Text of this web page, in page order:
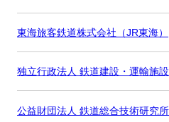
東海旅客鉄道株式会社（JR東海）
独立行政法人 鉄道建設・運輸施
公益財団法人 鉄道総合技術研究所